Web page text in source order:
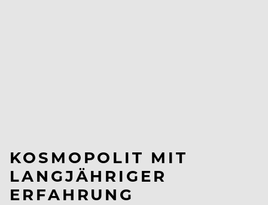
KOSMOPOLIT MIT
LANGJÄHRIGER
ERFAHRUNG